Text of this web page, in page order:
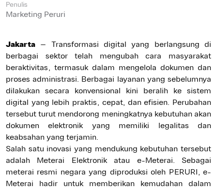
Penulis
Marketing Peruri
Jakarta – Transformasi digital yang berlangsung di
berbagai sektor telah mengubah cara masyarakat
beraktivitas, termasuk dalam mengelola dokumen dan
proses administrasi. Berbagai layanan yang sebelumnya
dilakukan secara konvensional kini beralih ke sistem
digital yang lebih praktis, cepat, dan efisien. Perubahan
tersebut turut mendorong meningkatnya kebutuhan akan
dokumen elektronik yang memiliki legalitas dan
keabsahan yang terjamin.
Salah satu inovasi yang mendukung kebutuhan tersebut
adalah Meterai Elektronik atau e-Meterai. Sebagai
meterai resmi negara yang diproduksi oleh PERURI, e-
Meterai hadir untuk memberikan kemudahan dalam